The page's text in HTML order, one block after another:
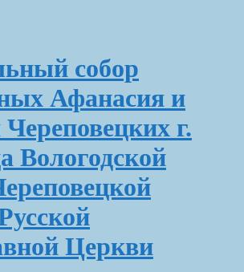
собор
Афанасия и
г.
Вологодской
Церкви